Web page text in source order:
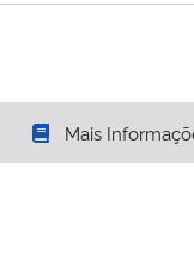
Mais